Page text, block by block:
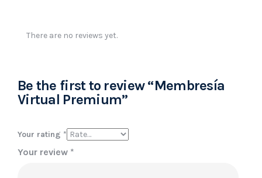
There are no reviews yet.
Be the first to review “Membresía
Virtual Premium”
Your rating *
Your review *